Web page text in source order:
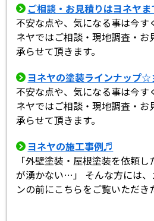
ご相談・お見積りはヨネヤま
不安な点や、気になる事は今す
ネヤではご相談・現地調査・お
承らせて頂きます。
ヨネヤの塗装ラインナップ☆
不安な点や、気になる事は今す
ネヤではご相談・現地調査・お
承らせて頂きます。
ヨネヤの施工事例♬
「外壁塗装・屋根塗装を依頼
が湧かない…」 そんな方には、
ンの前にこちらをご覧いただき